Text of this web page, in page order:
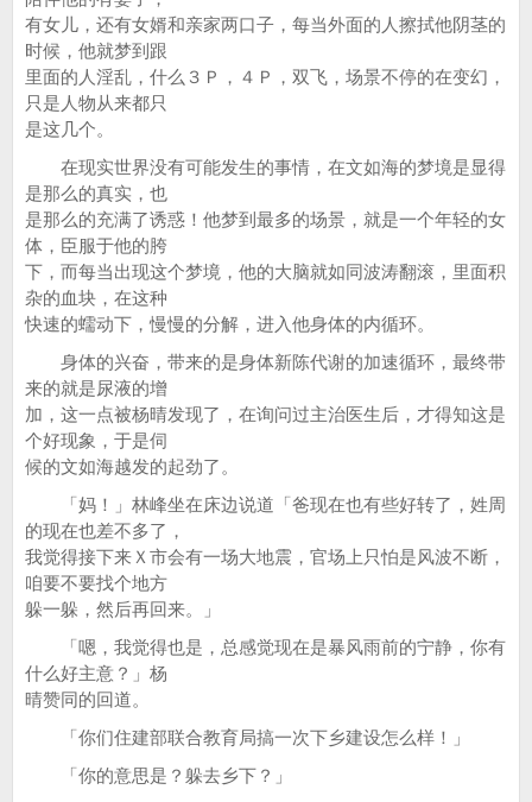
有女儿，还有女婿和亲家两口子，每当外面的人擦拭他阴茎的
时候，他就梦到跟
里面的人淫乱，什么３Ｐ，４Ｐ，双飞，场景不停的在变幻，
只是人物从来都只
是这几个。
在现实世界没有可能发生的事情，在文如海的梦境是显得
是那么的真实，也
是那么的充满了诱惑！他梦到最多的场景，就是一个年轻的女
体，臣服于他的胯
下，而每当出现这个梦境，他的大脑就如同波涛翻滚，里面积
杂的血块，在这种
快速的蠕动下，慢慢的分解，进入他身体的内循环。
身体的兴奋，带来的是身体新陈代谢的加速循环，最终带
来的就是尿液的增
加，这一点被杨晴发现了，在询问过主治医生后，才得知这是
个好现象，于是伺
候的文如海越发的起劲了。
「妈！」林峰坐在床边说道「爸现在也有些好转了，姓周
的现在也差不多了，
我觉得接下来Ｘ市会有一场大地震，官场上只怕是风波不断，
咱要不要找个地方
躲一躲，然后再回来。」
「嗯，我觉得也是，总感觉现在是暴风雨前的宁静，你有
什么好主意？」杨
晴赞同的回道。
「你们住建部联合教育局搞一次下乡建设怎么样！」
「你的意思是？躲去乡下？」